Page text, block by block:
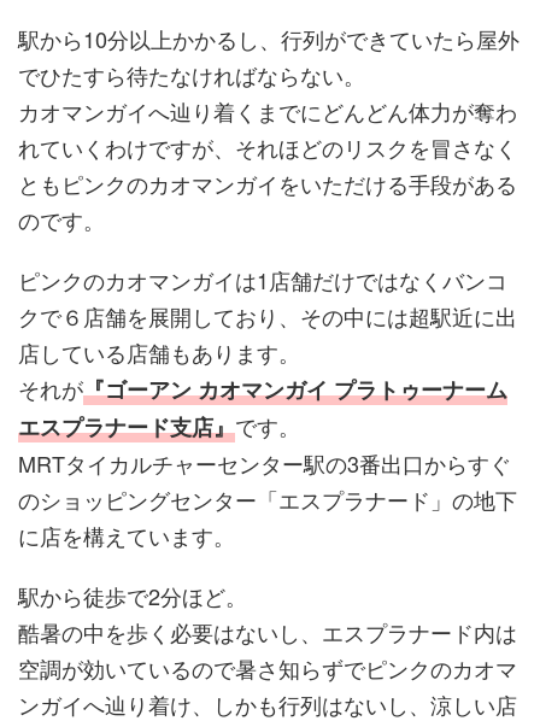
駅から10分以上かかるし、行列ができていたら屋外
でひたすら待たなければならない。
カオマンガイへ辿り着くまでにどんどん体力が奪わ
れていくわけですが、それほどのリスクを冒さなく
ともピンクのカオマンガイをいただける手段がある
のです。
ピンクのカオマンガイは1店舗だけではなくバンコ
クで６店舗を展開しており、その中には超駅近に出
店している店舗もあります。
それが『ゴーアン カオマンガイ プラトゥーナーム
エスプラナード支店』です。
MRTタイカルチャーセンター駅の3番出口からすぐ
のショッピングセンター「エスプラナード」の地下
に店を構えています。
駅から徒歩で2分ほど。
酷暑の中を歩く必要はないし、エスプラナード内は
空調が効いているので暑さ知らずでピンクのカオマ
ンガイへ辿り着け、しかも行列はないし、涼しい店